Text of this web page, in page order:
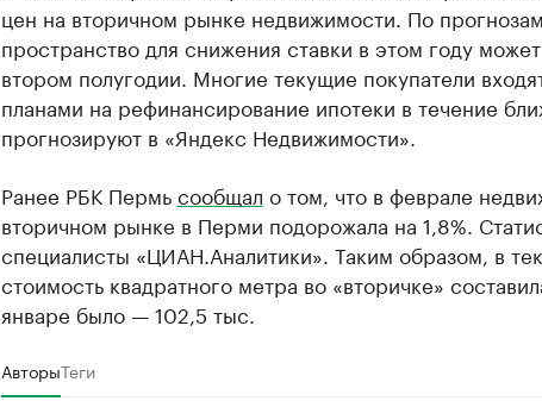
цен на вторичном рынке недвижимости. По прогнозам
пространство для снижения ставки в этом году
втором полугодии. Многие текущие покупатели
планами на рефинансирование ипотеки в течение
прогнозируют в «Яндекс Недвижимости».
Ранее РБК Пермьсообщал о том, что в феврале
вторичном рынке в Перми подорожала на 1,8%.
специалисты «ЦИАН.Аналитики». Таким образом, в
стоимость квадратного метра во «вторичке»
январе было — 102,5 тыс.
АвторыТеги